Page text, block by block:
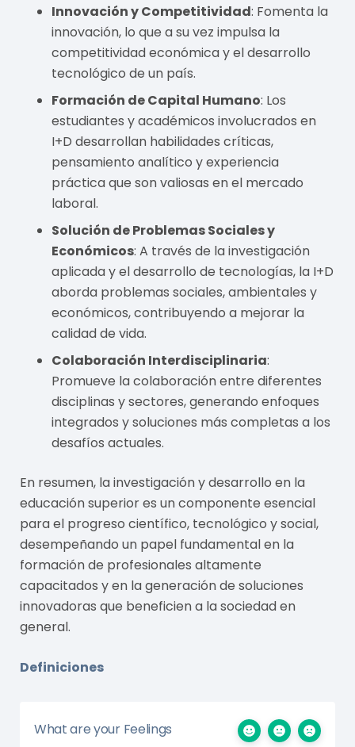
Innovación y Competitividad: Fomenta la
innovación, lo que a su vez impulsa la
competitividad económica y el desarrollo
tecnológico de un país.
Formación de Capital Humano: Los
estudiantes y académicos involucrados en
I+D desarrollan habilidades críticas,
pensamiento analítico y experiencia
práctica que son valiosas en el mercado
laboral.
Solución de Problemas Sociales y
Económicos: A través de la investigación
aplicada y el desarrollo de tecnologías, la I+D
aborda problemas sociales, ambientales y
económicos, contribuyendo a mejorar la
calidad de vida.
Colaboración Interdisciplinaria:
Promueve la colaboración entre diferentes
disciplinas y sectores, generando enfoques
integrados y soluciones más completas a los
desafíos actuales.
En resumen, la investigación y desarrollo en la
educación superior es un componente esencial
para el progreso científico, tecnológico y social,
desempeñando un papel fundamental en la
formación de profesionales altamente
capacitados y en la generación de soluciones
innovadoras que beneficien a la sociedad en
general.
Definiciones
What are your Feelings